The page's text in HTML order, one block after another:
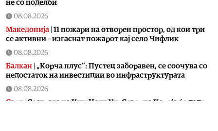
не со поделби
08.08.2026
Македонија 11 пожари на отворен простор, од кои три
се активни – изгаснат пожарот кај село Чифлик
08.08.2026
Балкан „Корча плус“: Пустец заборавен, се соочува со
недостаток на инвестиции во инфраструктурата
08.08.2026
Свет | Сестрата на Ким Џонг Ун: Cеверна Кореја ќе даде